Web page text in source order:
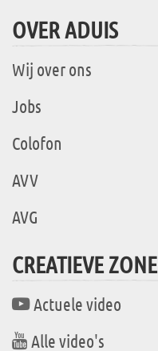
OVER ADUIS
Wij over ons
Jobs
Colofon
AVV
AVG
CREATIEVE ZONE
Actuele video
Alle video's